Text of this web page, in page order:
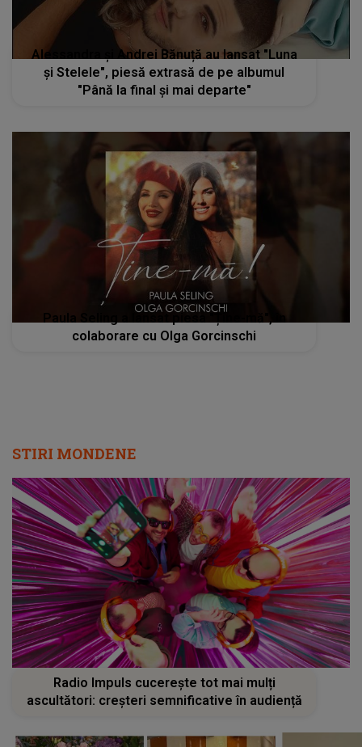
Alessandra și Andrei Bănuță au lansat "Luna
și Stelele", piesă extrasă de pe albumul
"Până la final și mai departe"
Paula Seling a lansat piesa "Ține-mă", în
colaborare cu Olga Gorcinschi
STIRI MONDENE
Radio Impuls cucerește tot mai mulți
ascultători: creșteri semnificative în audiență